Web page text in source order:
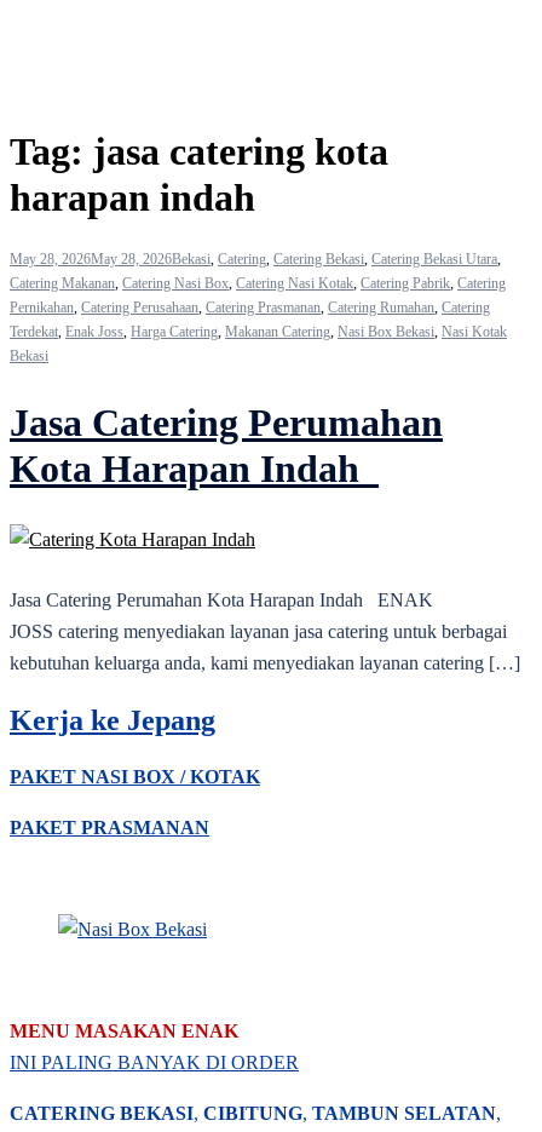
Tag: jasa catering kota
harapan indah
May 28, 2026May 28, 2026Bekasi, Catering, Catering Bekasi, Catering Bekasi Utara,
Catering Makanan, Catering Nasi Box, Catering Nasi Kotak, Catering Pabrik, Catering
Pernikahan, Catering Perusahaan, Catering Prasmanan, Catering Rumahan, Catering
Terdekat, Enak Joss, Harga Catering, Makanan Catering, Nasi Box Bekasi, Nasi Kotak
Bekasi
Jasa Catering Perumahan
Kota Harapan Indah
Jasa Catering Perumahan Kota Harapan Indah ENAK
JOSS catering menyediakan layanan jasa catering untuk berbagai
kebutuhan keluarga anda, kami menyediakan layanan catering […]
Kerja ke Jepang
PAKET NASI BOX / KOTAK
PAKET PRASMANAN
MENU MASAKAN ENAK
INI PALING BANYAK DI ORDER
CATERING BEKASI, CIBITUNG, TAMBUN SELATAN,